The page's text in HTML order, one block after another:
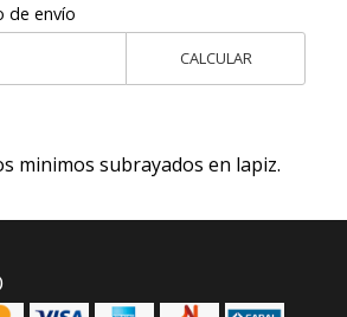
de envío
CALCULAR
minimos subrayados en lapiz.